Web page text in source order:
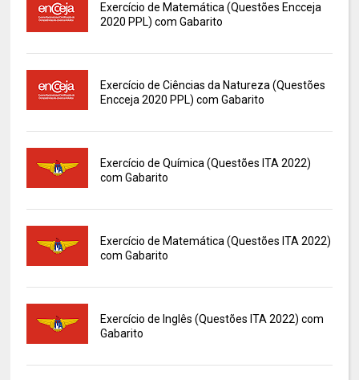
Exercício de Matemática (Questões Encceja
2020 PPL) com Gabarito
Exercício de Ciências da Natureza (Questões
Encceja 2020 PPL) com Gabarito
Exercício de Química (Questões ITA 2022)
com Gabarito
Exercício de Matemática (Questões ITA 2022)
com Gabarito
Exercício de Inglês (Questões ITA 2022) com
Gabarito